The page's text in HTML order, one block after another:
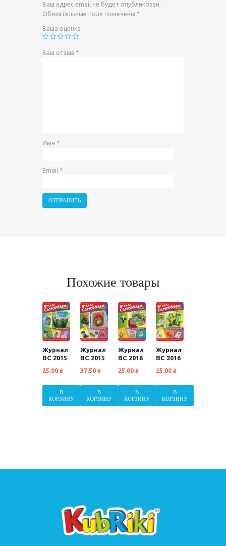
Ваш адрес email не будет опубликован.
Обязательные поля помечены *
Ваша оценка
Ваш отзыв *
Имя *
Email *
Похожие товары
Журнал
ВС 2015
25.00 ₴
В
КОРЗИНУ
Журнал
ВС 2015
37.50 ₴
В
КОРЗИНУ
Журнал
ВС 2016
25.00 ₴
В
КОРЗИНУ
Журнал
ВС 2016
25.00 ₴
В
КОРЗИНУ